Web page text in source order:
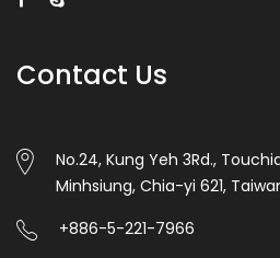
Contact Us
No.24, Kung Yeh 3Rd.,
Minhsiung, Chia-yi 621,
+886-5-221-7966